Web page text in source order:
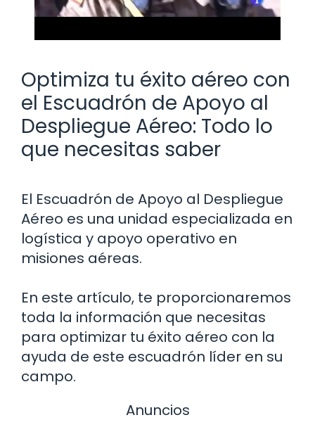
Optimiza tu éxito aéreo con
el Escuadrón de Apoyo al
Despliegue Aéreo: Todo lo
que necesitas saber
El Escuadrón de Apoyo al Despliegue
Aéreo es una unidad especializada en
logística y apoyo operativo en
misiones aéreas.
En este artículo, te proporcionaremos
toda la información que necesitas
para optimizar tu éxito aéreo con la
ayuda de este escuadrón líder en su
campo.
Anuncios